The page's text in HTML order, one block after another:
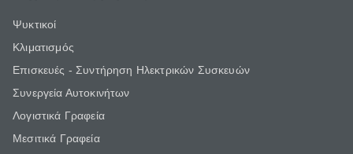
Ψυκτικοί
Κλιματισμός
Επισκευές - Συντήρηση Ηλεκτρικών Συσκευών
Συνεργεία Αυτοκινήτων
Λογιστικά Γραφεία
Μεσιτικά Γραφεία